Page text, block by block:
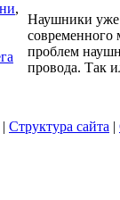
,
Наушники уже
современного
проблем
провода. Так
| Структура сайта |